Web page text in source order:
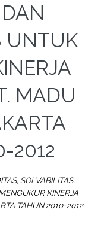
UNTUK
MADU
2012
SOLVABILITAS,
KINERJA
TAHUN 2010-2012.